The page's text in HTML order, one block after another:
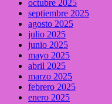
octubre 2025
septiembre 2025
agosto 2025
julio 2025
junio 2025
mayo 2025
abril 2025
marzo 2025
febrero 2025
enero 2025